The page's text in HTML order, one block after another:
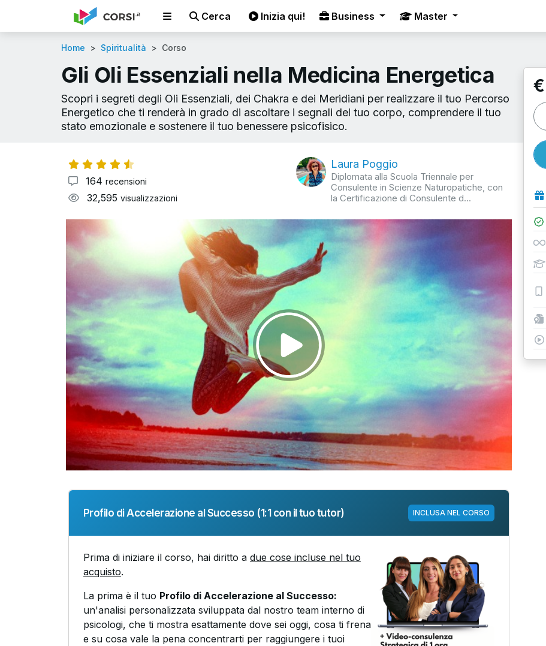
Cerca Inizia qui! Business Master
Home Spiritualità Corso
Gli Oli Essenziali nella Medicina Energetica
Scopri i segreti degli Oli Essenziali, dei Chakra e dei Meridiani per realizzare il tuo Percorso
Energetico che ti renderà in grado di ascoltare i segnali del tuo corpo, comprendere il tuo
stato emozionale e sostenere il tuo benessere psicofisico.
164 recensioni
32,595 visualizzazioni
Laura Poggio
Diplomata alla Scuola Triennale per
Consulente in Scienze Naturopatiche, con
la Certificazione di Consulente d...
Riprodurre
il
video
Profilo di Accelerazione al Successo (1:1 con il tuo tutor) INCLUSA NEL CORSO
Prima di iniziare il corso, hai diritto a due cose incluse nel tuo
acquisto.
La prima è il tuo Profilo di Accelerazione al Successo:
un'analisi personalizzata sviluppata dal nostro team interno di
psicologi, che ti mostra esattamente dove sei oggi, cosa ti frena
e su cosa vale la pena concentrarti per raggiungere i tuoi